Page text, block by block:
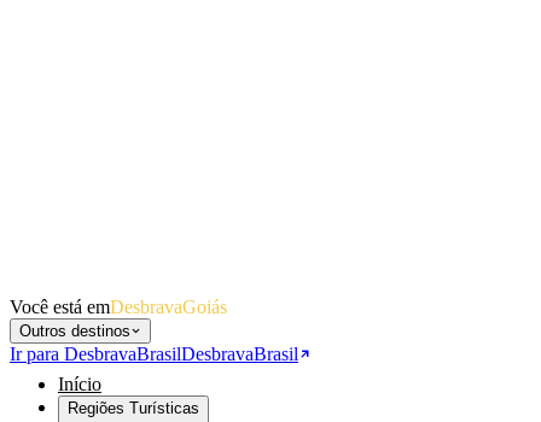
Você está emDesbravaGoiás
Outros destinos
Ir para DesbravaBrasilDesbravaBrasil
Início
Regiões Turísticas